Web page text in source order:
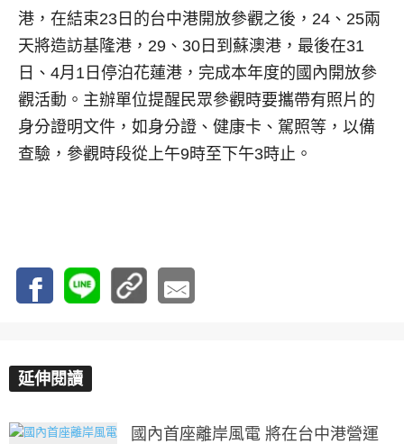
港，在結束23日的台中港開放參觀之後，24、25兩
天將造訪基隆港，29、30日到蘇澳港，最後在31
日、4月1日停泊花蓮港，完成本年度的國內開放參
觀活動。主辦單位提醒民眾參觀時要攜帶有照片的
身分證明文件，如身分證、健康卡、駕照等，以備
查驗，參觀時段從上午9時至下午3時止。
延伸閱讀
國內首座離岸風電 將在台中港營運